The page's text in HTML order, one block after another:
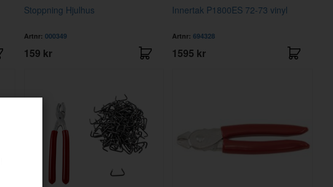
Stoppning Hjulhus
Artnr: 000349
159 kr
Innertak P1800ES 72-73 vinyl
Artnr:694328
1595 kr